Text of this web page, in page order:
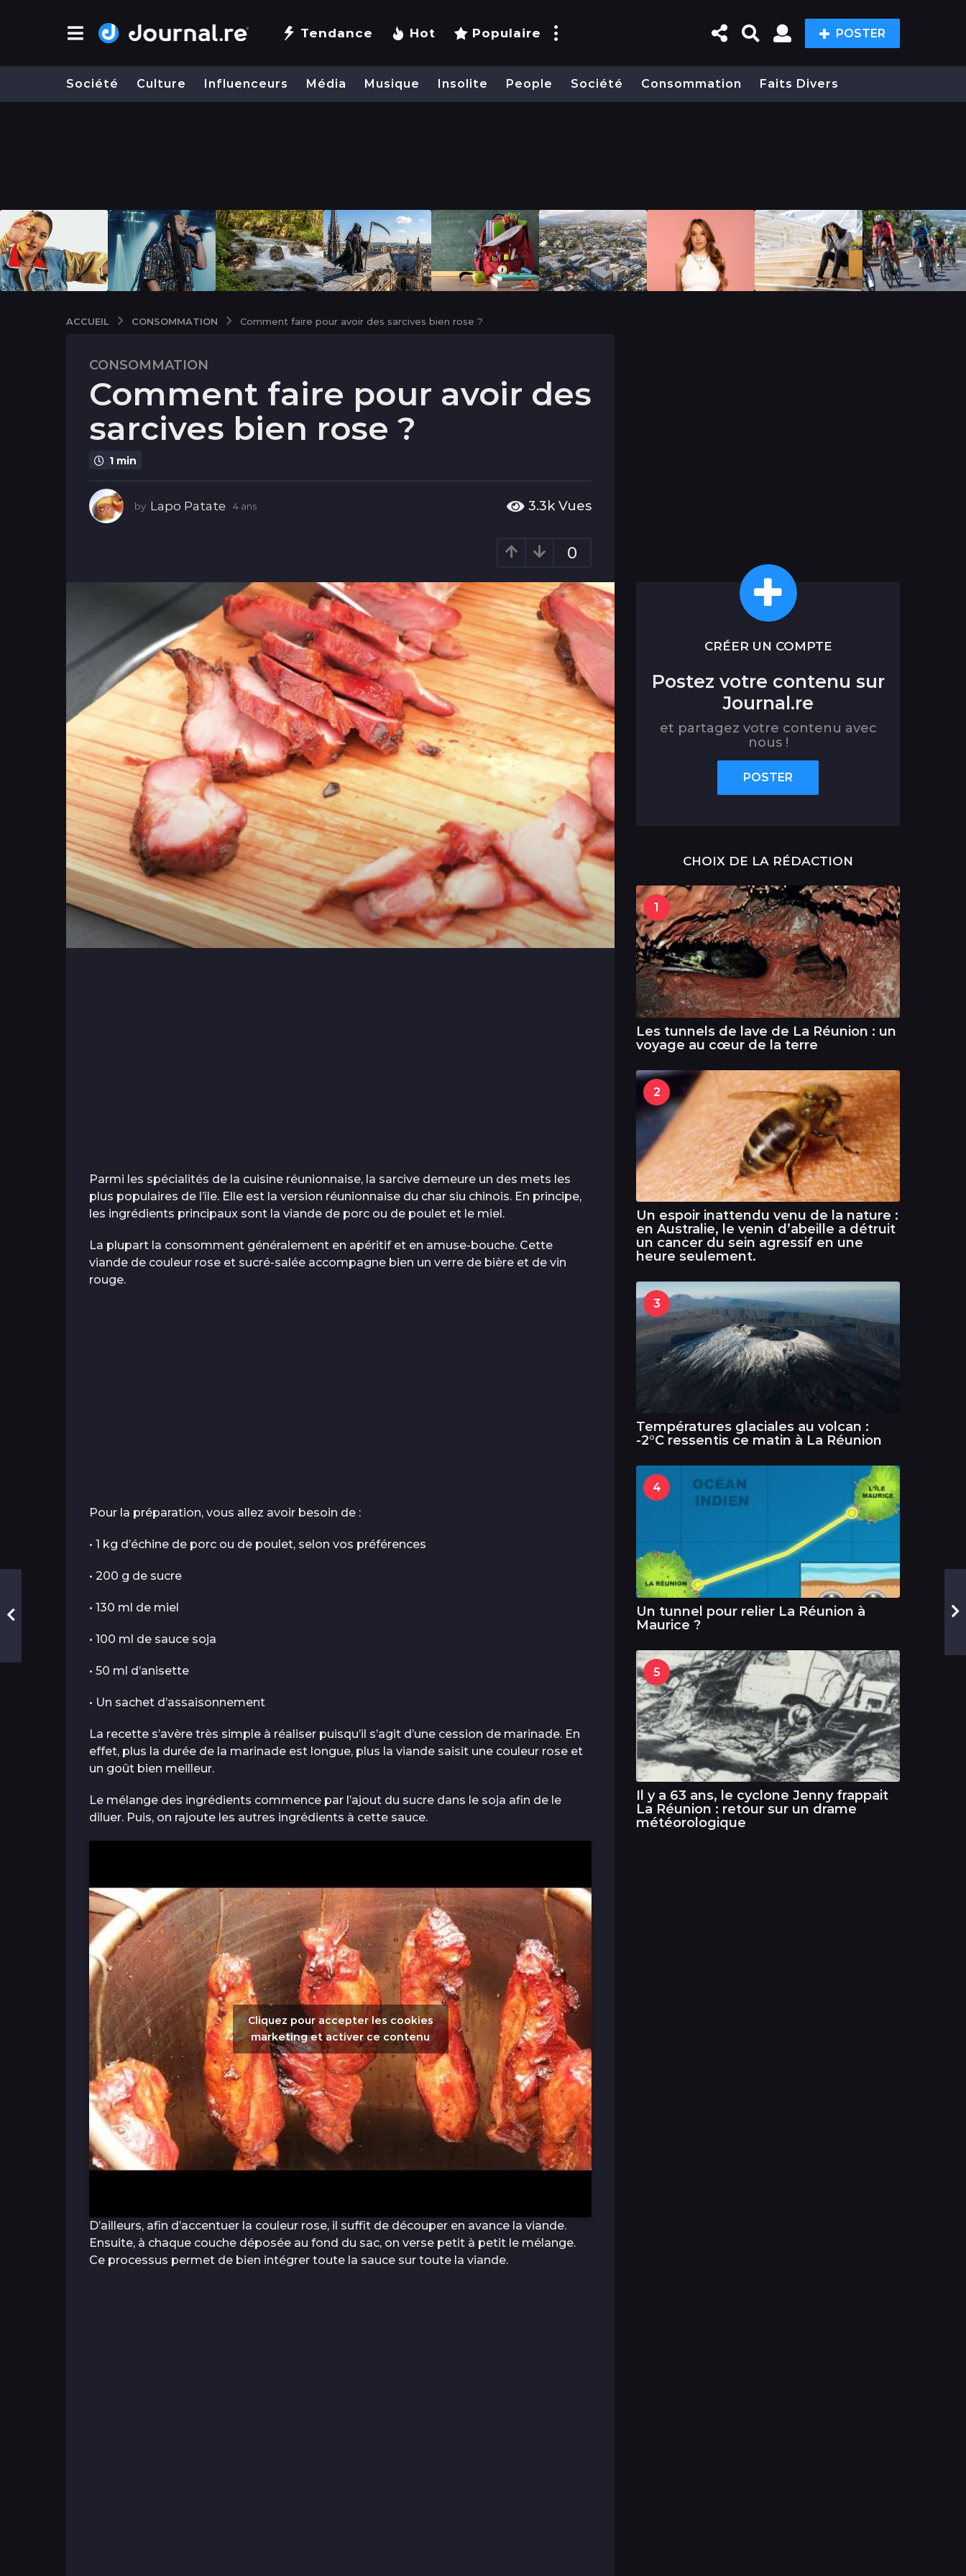
Tendance Hot Populaire POSTER
Société Culture Influenceurs Média Musique Insolite People Société Consommation Faits Divers
ACCUEIL CONSOMMATION Comment faire pour avoir des sarcives bien rose ?
4
a
n
4
n
CONSOMMATION
Comment faire pour avoir des
sarcives bien rose ?
1 min
by Lapo Patate 4 ans 3.3k Vues
0
Parmi les spécialités de la cuisine réunionnaise, la sarcive demeure un des mets les
plus populaires de l’île. Elle est la version réunionnaise du char siu chinois. En principe,
les ingrédients principaux sont la viande de porc ou de poulet et le miel.
La plupart la consomment généralement en apéritif et en amuse-bouche. Cette
viande de couleur rose et sucré-salée accompagne bien un verre de bière et de vin
rouge.
Pour la préparation, vous allez avoir besoin de :
• 1 kg d’échine de porc ou de poulet, selon vos préférences
• 200 g de sucre
• 130 ml de miel
• 100 ml de sauce soja
• 50 ml d’anisette
• Un sachet d’assaisonnement
La recette s’avère très simple à réaliser puisqu’il s’agit d’une cession de marinade. En
effet, plus la durée de la marinade est longue, plus la viande saisit une couleur rose et
un goût bien meilleur.
Le mélange des ingrédients commence par l’ajout du sucre dans le soja afin de le
diluer. Puis, on rajoute les autres ingrédients à cette sauce.
Cliquez pour accepter les cookies
marketing et activer ce contenu
D’ailleurs, afin d’accentuer la couleur rose, il suffit de découper en avance la viande.
Ensuite, à chaque couche déposée au fond du sac, on verse petit à petit le mélange.
Ce processus permet de bien intégrer toute la sauce sur toute la viande.
CRÉER UN COMPTE
Postez votre contenu sur
Journal.re
et partagez votre contenu avec
nous !
POSTER
CHOIX DE LA RÉDACTION
1
Les tunnels de lave de La Réunion : un
voyage au cœur de la terre
2
Un espoir inattendu venu de la nature :
en Australie, le venin d’abeille a détruit
un cancer du sein agressif en une
heure seulement.
3
Températures glaciales au volcan :
-2°C ressentis ce matin à La Réunion
4
Un tunnel pour relier La Réunion à
Maurice ?
5
Il y a 63 ans, le cyclone Jenny frappait
La Réunion : retour sur un drame
météorologique